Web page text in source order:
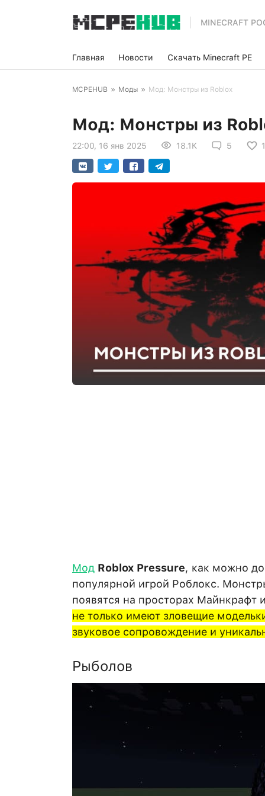
MINECRAFT
Главная Новости Скачать Minecraft PE
MCPEHUB » Моды » Мод: Монстры из Roblox
Мод: Монстры из
22:00, 16 янв 2025 18.1K 5
Мод Roblox Pressure, как можно
популярной игрой Роблокс.
появятся на просторах
не только имеют зловещие
звуковое сопровождение и
Рыболов